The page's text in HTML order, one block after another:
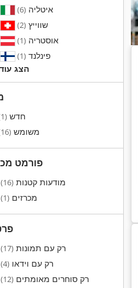
איטליה(6)
שווייץ(2)
אוסטריה(1)
פינלנד(1)
הצג עוד
חדש(1)
משומש(16)
פורמט
מודעות קטנות(16)
מכרזים(1)
רק עם תמונות(17)
רק עם וידאו(4)
רק סוחרים מאומתים(12)